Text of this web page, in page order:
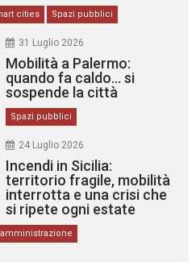
cities Spazi pubblici
31 Luglio 2026
Mobilità a Palermo:
quando fa caldo… si
sospende la città
Spazi pubblici
24 Luglio 2026
Incendi in Sicilia:
territorio fragile, mobilità
interrotta e una crisi che
si ripete ogni estate